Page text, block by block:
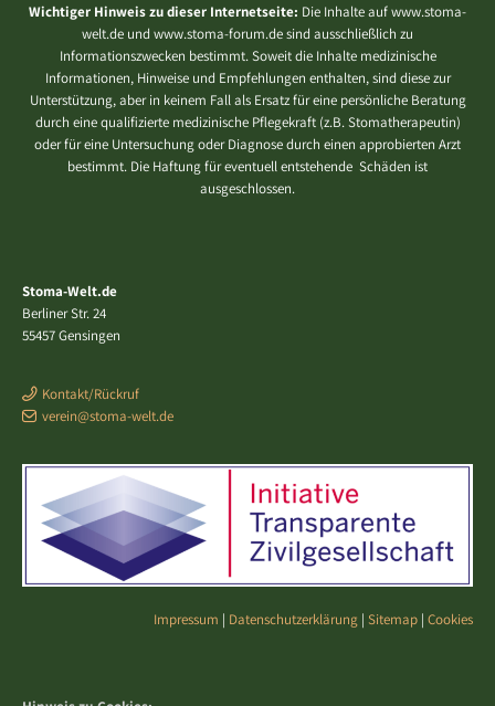
Wichtiger Hinweis zu dieser Internetseite: Die Inhalte auf www.stoma-
welt.de und www.stoma-forum.de sind ausschließlich zu
Informationszwecken bestimmt. Soweit die Inhalte medizinische
Informationen, Hinweise und Empfehlungen enthalten, sind diese zur
Unterstützung, aber in keinem Fall als Ersatz für eine persönliche Beratung
durch eine qualifizierte medizinische Pflegekraft (z.B. Stomatherapeutin)
oder für eine Untersuchung oder Diagnose durch einen approbierten Arzt
bestimmt. Die Haftung für eventuell entstehende Schäden ist
ausgeschlossen.
Stoma-Welt.de
Berliner Str. 24
55457 Gensingen
Kontakt/Rückruf
verein@stoma-welt.de
Impressum | Datenschutzerklärung | Sitemap | Cookies